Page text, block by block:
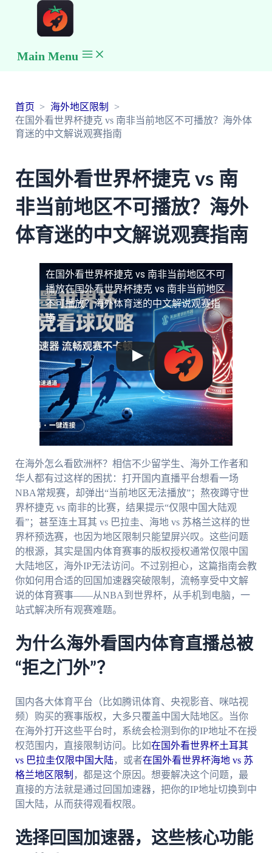
Main Menu
首页
海外地区限制
在国外看世界杯捷克 vs 南非当前地区不可播放？海外体
育迷的中文解说观赛指南
在国外看世界杯捷克 vs 南
非当前地区不可播放？海外
体育迷的中文解说观赛指南
在国外看世界杯捷克 vs 南非当前地区不可
播放在国外看世界杯捷克 vs 南非当前地区
不可播放？海外体育迷的中文解说观赛指
南
在海外怎么看欧洲杯？相信不少留学生、海外工作者和
华人都有过这样的困扰：打开国内直播平台想看一场
NBA常规赛，却弹出“当前地区无法播放”；熬夜蹲守世
界杯捷克 vs 南非的比赛，结果提示“仅限中国大陆观
看”；甚至连土耳其 vs 巴拉圭、海地 vs 苏格兰这样的世
界杯预选赛，也因为地区限制只能望屏兴叹。这些问题
的根源，其实是国内体育赛事的版权授权通常仅限中国
大陆地区，海外IP无法访问。不过别担心，这篇指南会教
你如何用合适的回国加速器突破限制，流畅享受中文解
说的体育赛事——从NBA到世界杯，从手机到电脑，一
站式解决所有观赛难题。
为什么海外看国内体育直播总被
“拒之门外”？
国内各大体育平台（比如腾讯体育、央视影音、咪咕视
频）购买的赛事版权，大多只覆盖中国大陆地区。当你
在海外打开这些平台时，系统会检测到你的IP地址不在授
权范围内，直接限制访问。比如在国外看世界杯土耳其
vs 巴拉圭仅限中国大陆，或者在国外看世界杯海地 vs 苏
格兰地区限制 ，都是这个原因。想要解决这个问题，最
直接的方法就是通过回国加速器，把你的IP地址切换到中
国大陆，从而获得观看权限。
选择回国加速器，这些核心功能